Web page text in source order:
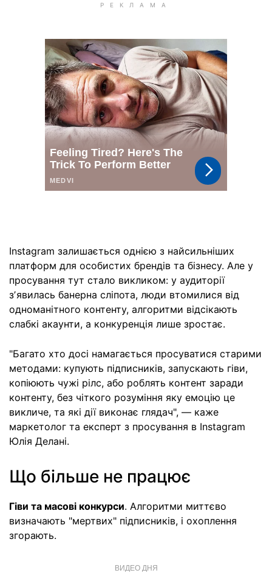
Instagram залишається однією з найсильніших
платформ для особистих брендів та бізнесу. Але у
просування тут стало викликом: у аудиторії
зʼявилась банерна сліпота, люди втомилися від
одноманітного контенту, алгоритми відсікають
слабкі акаунти, а конкуренція лише зростає.
"Багато хто досі намагається просуватися старими
методами: купують підписників, запускають гіви,
копіюють чужі рілс, або роблять контент заради
контенту, без чіткого розуміння яку емоцію це
викличе, та які дії виконає глядач", — каже
маркетолог та експерт з просування в Instagram
Юлія Делані.
Що більше не працює
Гіви та масові конкурси. Алгоритми миттєво
визначають "мертвих" підписників, і охоплення
згорають.
ВИДЕО ДНЯ